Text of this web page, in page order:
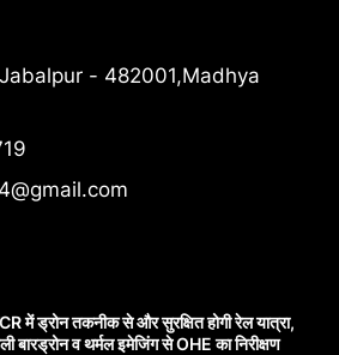
- 482001,Madhya
में ड्रोन तकनीक से और सुरक्षित होगी रेल यात्रा,
बारड्रोन व थर्मल इमेजिंग से OHE का निरीक्षण